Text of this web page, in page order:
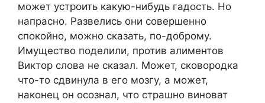
может устроить какую-нибудь гадость. Но
напрасно. Развелись они совершенно
спокойно, можно сказать, по-доброму.
Имущество поделили, против алиментов
Виктор слова не сказал. Может, сковородка
что-то сдвинула в его мозгу, а может,
наконец он осознал, что страшно виноват